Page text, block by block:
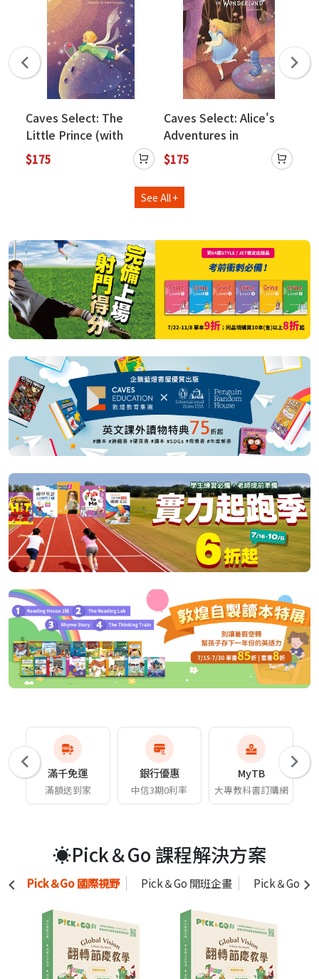
Caves Select: The
Little Prince (with
Caves WebSource)
$175
Caves Select: Alice's
Adventures in
Wonderland (with
Caves WebSource)
$175
See All +
滿千免運
滿額送到家
銀行優惠
中信3期0利率
MyTB
大專教科書訂購網
☀️Pick＆Go 課程解決方案
Pick＆Go 國際視野 Pick＆Go 開班企畫 Pick＆Go 繪